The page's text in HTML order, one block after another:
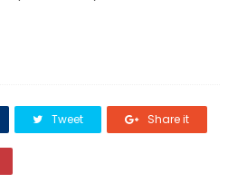
Tweet Share it